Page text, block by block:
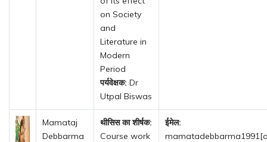
on Society
and
Literature in
Modern
Period
पर्यवेक्षक: Dr
Utpal Biswas
Mamataj
Debbarma
थीसिस का शीर्षक:
Course work
ईमेल: